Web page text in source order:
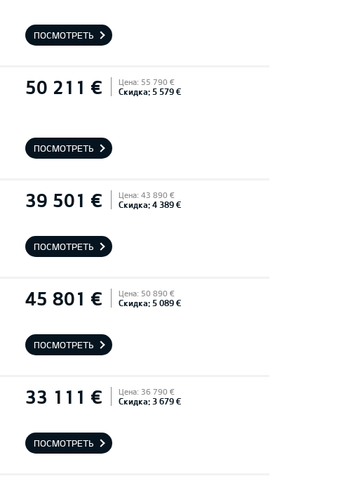
ПОСМОТРЕТЬ
50 211 € Цена: 55 790 €
Скидка: 5 579 €
ПОСМОТРЕТЬ
39 501 € Цена: 43 890 €
Скидка: 4 389 €
ПОСМОТРЕТЬ
45 801 € Цена: 50 890 €
Скидка: 5 089 €
ПОСМОТРЕТЬ
33 111 € Цена: 36 790 €
Скидка: 3 679 €
ПОСМОТРЕТЬ